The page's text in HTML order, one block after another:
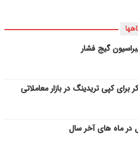
گیج فشار
برای کپی‌ تریدینگ در بازار معاملاتی
ماه های آخر سال